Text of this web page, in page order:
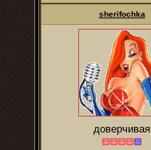
sherifochka
доверчивая